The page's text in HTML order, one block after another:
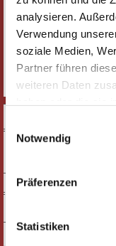
analysieren.
Verwendung
soziale Medien,
Partner führen
weiteren Daten
Notwendig
Präferenzen
Statistiken
NEWSLETTER